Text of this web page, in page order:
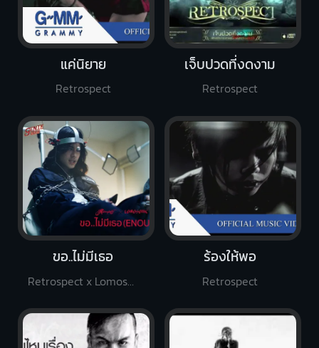
ร้องให้พอ
Retrospect
แค่นิยาย
Retrospect
เจ็บปวดที่งดงาม
Retrospect
ขอ..ไม่มีเธอ
Retrospect x Lomosonic